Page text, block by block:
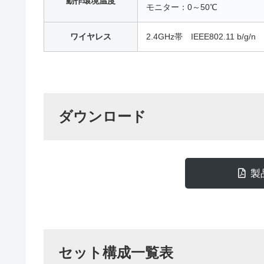
モニター：0～50℃
ワイヤレス 2.4GHz帯 IEEE802.11 b/g/n
ダウンロード
製
セット構成一覧表